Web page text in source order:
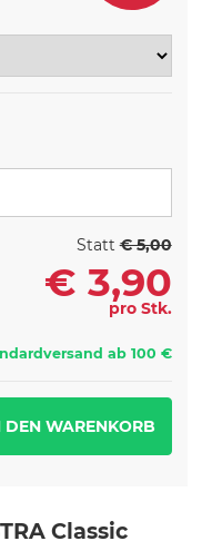
Statt€ 5,00
€ 3,90
pro Stk.
ab 100 €
Classic